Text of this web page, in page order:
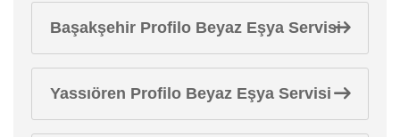
Başakşehir Profilo Beyaz Eşya Servisi
Yassıören Profilo Beyaz Eşya Servisi